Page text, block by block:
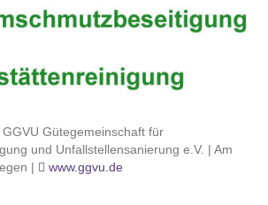
Gütegemeinschaft für
und Unfallstellensanierung e.V. | Am
|
www.ggvu.de